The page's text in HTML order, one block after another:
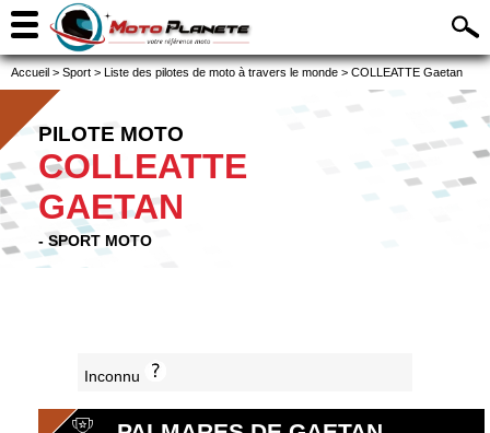
Accueil > Sport > Liste des pilotes de moto à travers le monde > COLLEATTE Gaetan
PILOTE MOTO
COLLEATTE
GAETAN
- SPORT MOTO
Inconnu